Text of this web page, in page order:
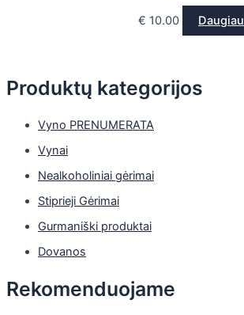
Produktų kategorijos
Vyno PRENUMERATA
Vynai
Nealkoholiniai gėrimai
Stiprieji Gėrimai
Gurmaniški produktai
Dovanos
Rekomenduojame
€ 10.00 Daugiau